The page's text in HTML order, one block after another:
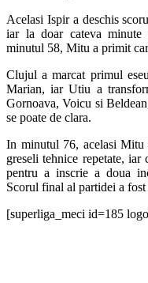
Acelasi Ispir a deschis
iar la doar cateva
minutul 58, Mitu a primit
Clujul a marcat primul
Marian, iar Utiu a
Gornoava, Voicu si
se poate de clara.
In minutul 76, acelasi Mitu
greseli tehnice repetate,
pentru a inscrie a doua
Scorul final al partidei a
[superliga_meci id=185